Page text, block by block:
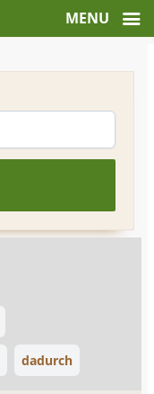
dadurch